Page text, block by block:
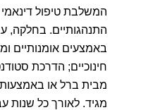
המשלבת טיפול דינאמי
התנהגותיים. בחלקה,
באמצעים אומנותיים
חינוכיים; הדרכת
מבית ברל או באמצעות
מגיד. לאורך כל שנות